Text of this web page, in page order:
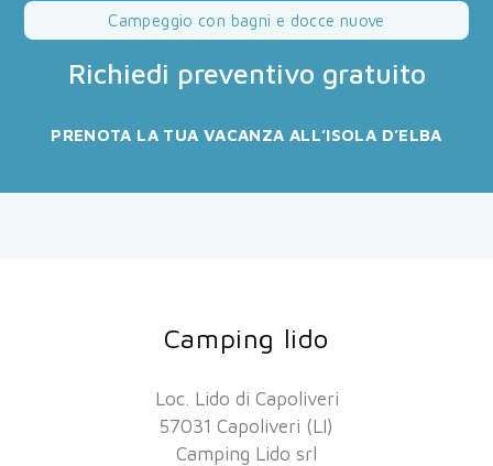
Campeggio con bagni e docce nuove
Richiedi preventivo gratuito
PRENOTA LA TUA VACANZA ALL’ISOLA D’ELBA
Camping lido
Loc. Lido di Capoliveri
57031 Capoliveri (LI)
Camping Lido srl